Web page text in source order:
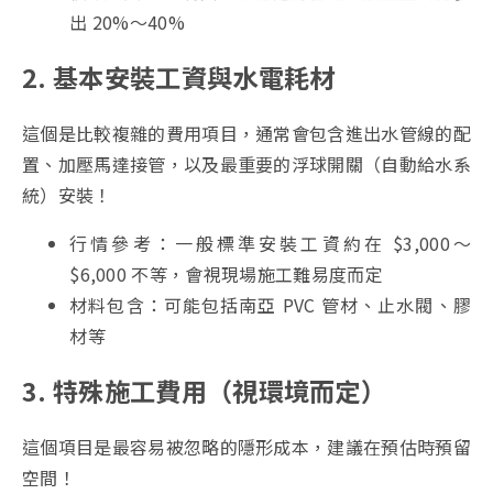
出 20%～40%
2. 基本安裝工資與水電耗材
這個是比較複雜的費用項目，通常會包含進出水管線的配
置、加壓馬達接管，以及最重要的浮球開關（自動給水系
統）安裝！
行情參考：一般標準安裝工資約在 $3,000～
$6,000 不等，會視現場施工難易度而定
材料包含：可能包括南亞 PVC 管材、止水閥、膠
材等
3. 特殊施工費用（視環境而定）
這個項目是最容易被忽略的隱形成本，建議在預估時預留
空間！